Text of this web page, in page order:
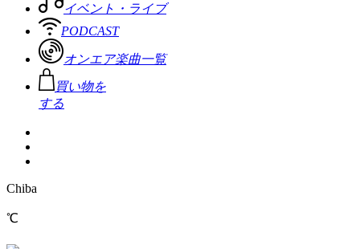
イベント・ライブ
PODCAST
オンエア楽曲一覧
買い物を
する
Chiba
℃